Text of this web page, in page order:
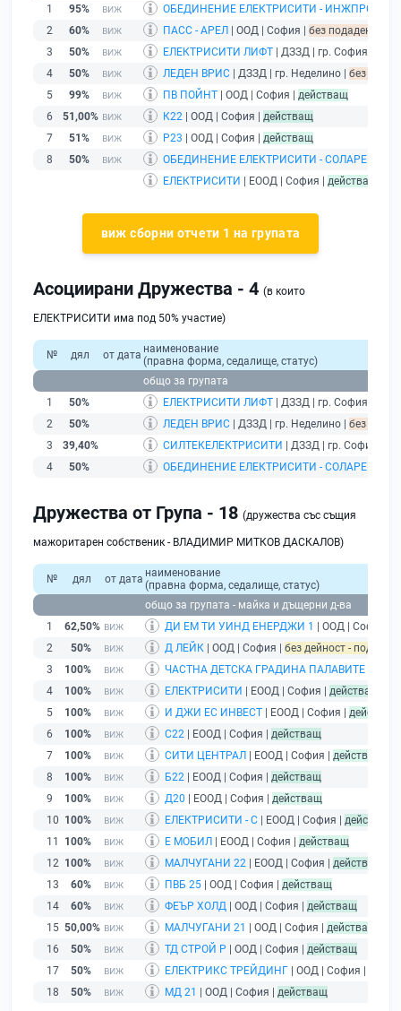
1
95%
ОБЕДИНЕНИЕ ЕЛЕКТРИСИТИ - ИНЖПРОЕКТ
2
60% ПАСС - АРЕЛ | ООД | София | без подаден
3
50% ЕЛЕКТРИСИТИ ЛИФТ | ДЗЗД | гр. София |
4
50% ЛЕДЕН ВРИС | ДЗЗД | гр. Неделино | без
5
99% ПВ ПОЙНТ | ООД | София | действащ
6
51,00% К22 | ООД | София | действащ
7
51% Р23 | ООД | София | действащ
8
50%
ОБЕДИНЕНИЕ ЕЛЕКТРИСИТИ - СОЛАРЕН ДОМ
ЕЛЕКТРИСИТИ
| ЕООД | София | действащ
виж сборни отчети 1 на групата
Асоциирани Дружества - 4 (в които
ЕЛЕКТРИСИТИ има под 50% участие)
№ дял от дата наименование
(правна форма, седалище, статус)
общо за групата
1
50% ЕЛЕКТРИСИТИ ЛИФТ | ДЗЗД | гр. София |
2
50% ЛЕДЕН ВРИС | ДЗЗД | гр. Неделино | без
3
39,40% СИЛТЕКЕЛЕКТРИСИТИ | ДЗЗД | гр. София |
4
50% ОБЕДИНЕНИЕ ЕЛЕКТРИСИТИ - СОЛАРЕН ДОМ
Дружества от Група - 18 (дружества със същия
мажоритарен собственик - ВЛАДИМИР МИТКОВ ДАСКАЛОВ)
№ дял от дата наименование
(правна форма, седалище, статус)
общо за групата - майка и дъщерни д-ва
1
62,50% ДИ ЕМ ТИ УИНД ЕНЕРДЖИ 1 | ООД | София |
2
50% Д ЛЕЙК | ООД | София | без дейност -
3
100%
ЧАСТНА ДЕТСКА ГРАДИНА ПАЛАВИТЕ
4
100% ЕЛЕКТРИСИТИ | ЕООД | София | действащ
5
100% И ДЖИ ЕС ИНВЕСТ | ЕООД | София | действащ
6
100% С22 | ЕООД | София | действащ
7
100% СИТИ ЦЕНТРАЛ | ЕООД | София | действащ
8
100% Б22 | ЕООД | София | действащ
9
100% Д20 | ЕООД | София | действащ
10 100% ЕЛЕКТРИСИТИ - С | ЕООД | София | действащ
11
100% Е МОБИЛ | ЕООД | София | действащ
12 100% МАЛЧУГАНИ 22 | ЕООД | София | действащ
13
60% ПВБ 25 | ООД | София | действащ
14
60% ФЕЪР ХОЛД | ООД | София | действащ
15 50,00% МАЛЧУГАНИ 21 | ООД | София | действащ
16
50% ТД СТРОЙ Р | ООД | София | действащ
17
50% ЕЛЕКТРИКС ТРЕЙДИНГ | ООД | София |
18
50% МД 21 | ООД | София | действащ